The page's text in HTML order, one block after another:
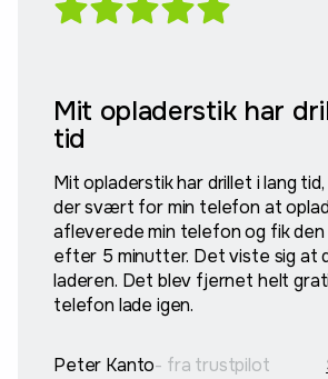
Mit opladerstik har
tid
Mit opladerstik har drillet i lang
der svært for min telefon at
afleverede min telefon og fik den
efter 5 minutter. Det viste sig at
laderen. Det blev fjernet helt
telefon lade igen.
Peter Kanto- fra trustpilot